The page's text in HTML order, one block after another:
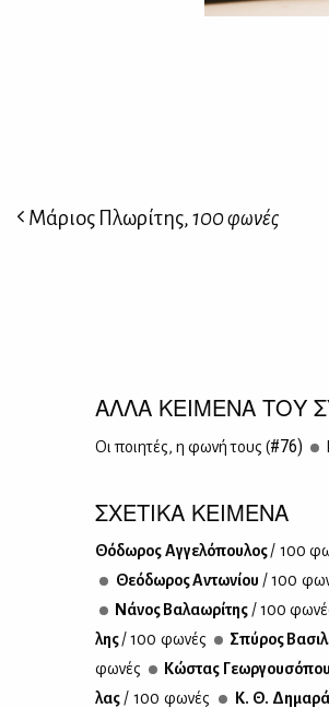
Μάριος Πλωρίτης,100 φωνές
ΑΛΛΑ ΚΕΙΜΕΝΑ ΤΟΥ
Οι ποι­η­τές, η φω­νή τους (#76)
ΣΧΕΤΙΚΑ ΚΕΙΜΕΝΑ
Θό­δω­ρος Αγ­γε­λό­που­λος/ 100
Θε­ό­δω­ρος Αντω­νί­ου / 100
Νά­νος Βα­λα­ω­ρί­της / 100
λης/ 100 φω­νές Σπύ­ρος
φω­νές
Κώ­στας
λας / 100 φω­νές Κ. Θ.